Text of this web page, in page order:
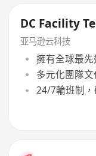
DC Facility
亚马逊云科技
擁有全球最
多元化團隊
24/7輪班制